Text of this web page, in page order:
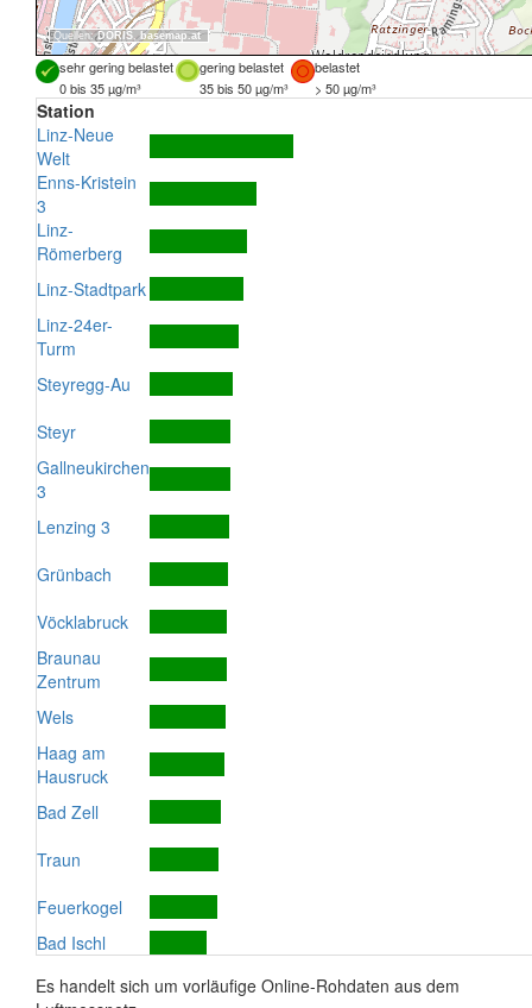
Quellen:DORIS, basemap.at
sehr gering belastet gering belastet
belastet
0 bis 35 µg/m³
35 bis 50 µg/m³ > 50 µg/m³
Station
Linz-Neue
Welt
Enns-Kristein
3
Linz-
Römerberg
Linz-Stadtpark
Linz-24er-
Turm
Steyregg-Au
Steyr
Gallneukirchen
3
Lenzing 3
Grünbach
Vöcklabruck
Braunau
Zentrum
Wels
Haag am
Hausruck
Bad Zell
Traun
Feuerkogel
Bad Ischl
Es handelt sich um vorläufige Online-Rohdaten aus dem